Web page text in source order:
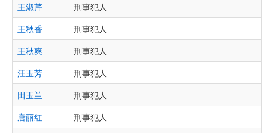
王淑芹
刑事犯人
王秋香
刑事犯人
王秋爽
刑事犯人
汪玉芳
刑事犯人
田玉兰
刑事犯人
唐丽红
刑事犯人